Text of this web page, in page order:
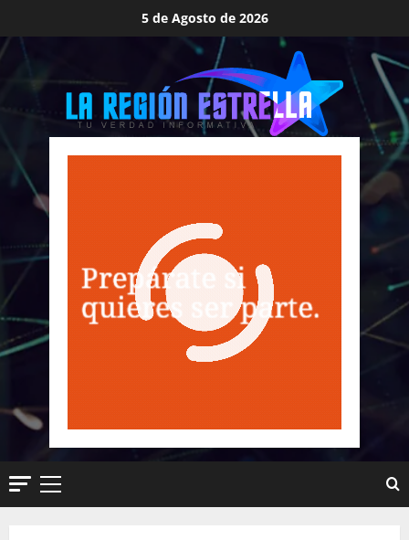
al
contenido
5 de Agosto de 2026
Menú